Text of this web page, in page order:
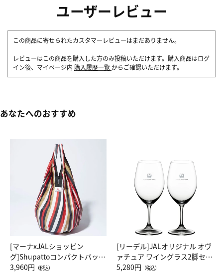
ユーザーレビュー
この商品に寄せられたカスタマーレビューはまだありません。
レビューはこの商品を購入した方のみ投稿いただけます。購入商品はログ
イン後、マイページ内 購入履歴一覧 からご確認いただけます。
あなたへのおすすめ
[マーナxJALショッピン
グ]Shupattoコンパクトバッグ
Drop JAL客室乗務員（LC）ス
3,960円 （税込）
[リーデル]JALオリジナル オヴ
ァチュア ワイングラス2脚セッ
ト（レッドワイン）
5,280円 （税込）